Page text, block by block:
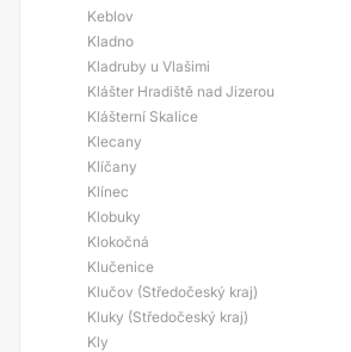
Keblov
Kladno
Kladruby u Vlašimi
Klášter Hradiště nad Jizerou
Klášterní Skalice
Klecany
Klíčany
Klínec
Klobuky
Klokočná
Klučenice
Klučov (Středočeský kraj)
Kluky (Středočeský kraj)
Kly